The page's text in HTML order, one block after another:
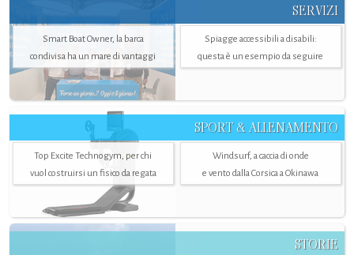
SERVIZI
Smart Boat Owner, la barca
condivisa ha un mare di vantaggi
Spiagge accessibili a disabili:
questa è un esempio da seguire
SPORT & ALLENAMENTO
Top Excite Technogym, per chi
vuol costruirsi un fisico da regata
Windsurf, a caccia di onde
e vento dalla Corsica a Okinawa
STORIE